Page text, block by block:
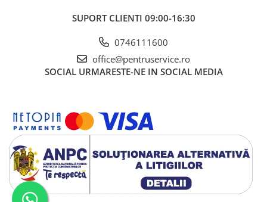
Clichete, Extensii, Adaptoare,
Accesorii
Dispozitive magnetice, oglinzi,
lampi
Scule Electrice
Consumabile
Produse igiena
SUPORT CLIENTI 09:00-16:30
0746111600
office@pentruservice.ro
SOCIAL URMARESTE-NE IN SOCIAL MEDIA